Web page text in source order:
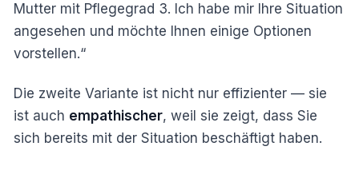
Mutter mit Pflegegrad 3. Ich habe mir Ihre Situation
angesehen und möchte Ihnen einige Optionen
vorstellen.“
Die zweite Variante ist nicht nur effizienter — sie
ist auch empathischer, weil sie zeigt, dass Sie
sich bereits mit der Situation beschäftigt haben.